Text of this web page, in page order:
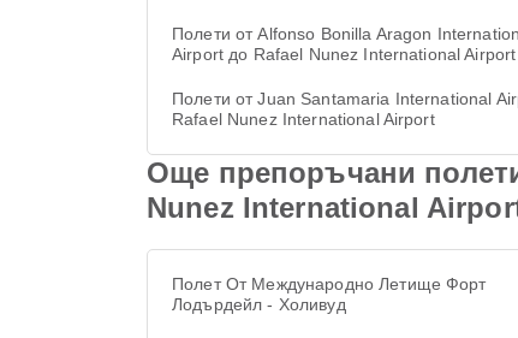
Полети от Alfonso Bonilla Aragon
Airport до Rafael Nunez International Airport
Полети от Juan Santamaria International
Rafael Nunez International Airport
Още препоръчани
Nunez International
Полет От Международно Летище Форт
Лодърдейл - Холивуд